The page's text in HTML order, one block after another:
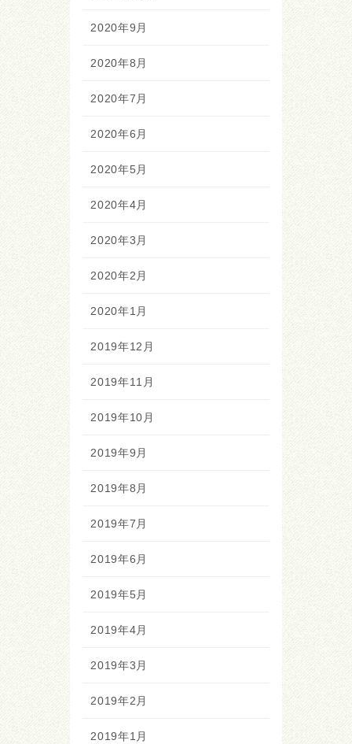
2020年9月
2020年8月
2020年7月
2020年6月
2020年5月
2020年4月
2020年3月
2020年2月
2020年1月
2019年12月
2019年11月
2019年10月
2019年9月
2019年8月
2019年7月
2019年6月
2019年5月
2019年4月
2019年3月
2019年2月
2019年1月